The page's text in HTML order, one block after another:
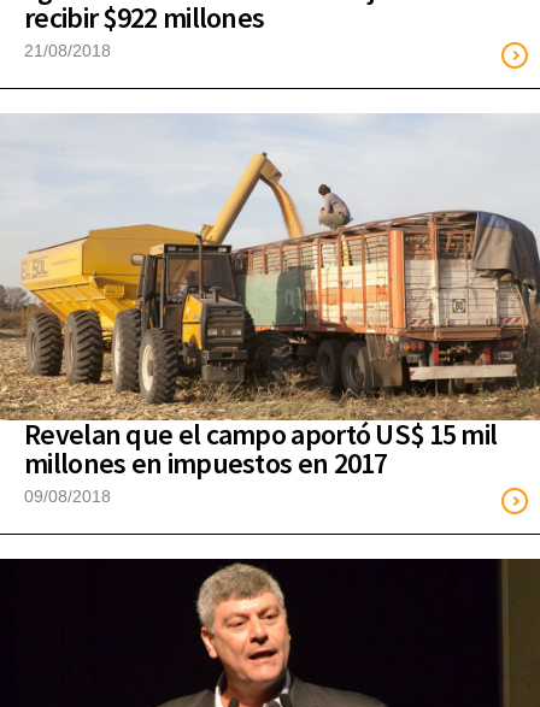
recibir $922 millones
21/08/2018
Revelan que el campo aportó US$ 15 mil
millones en impuestos en 2017
09/08/2018